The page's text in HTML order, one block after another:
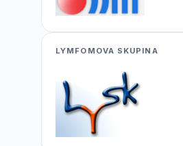
LYMFOMOVA SKUPINA